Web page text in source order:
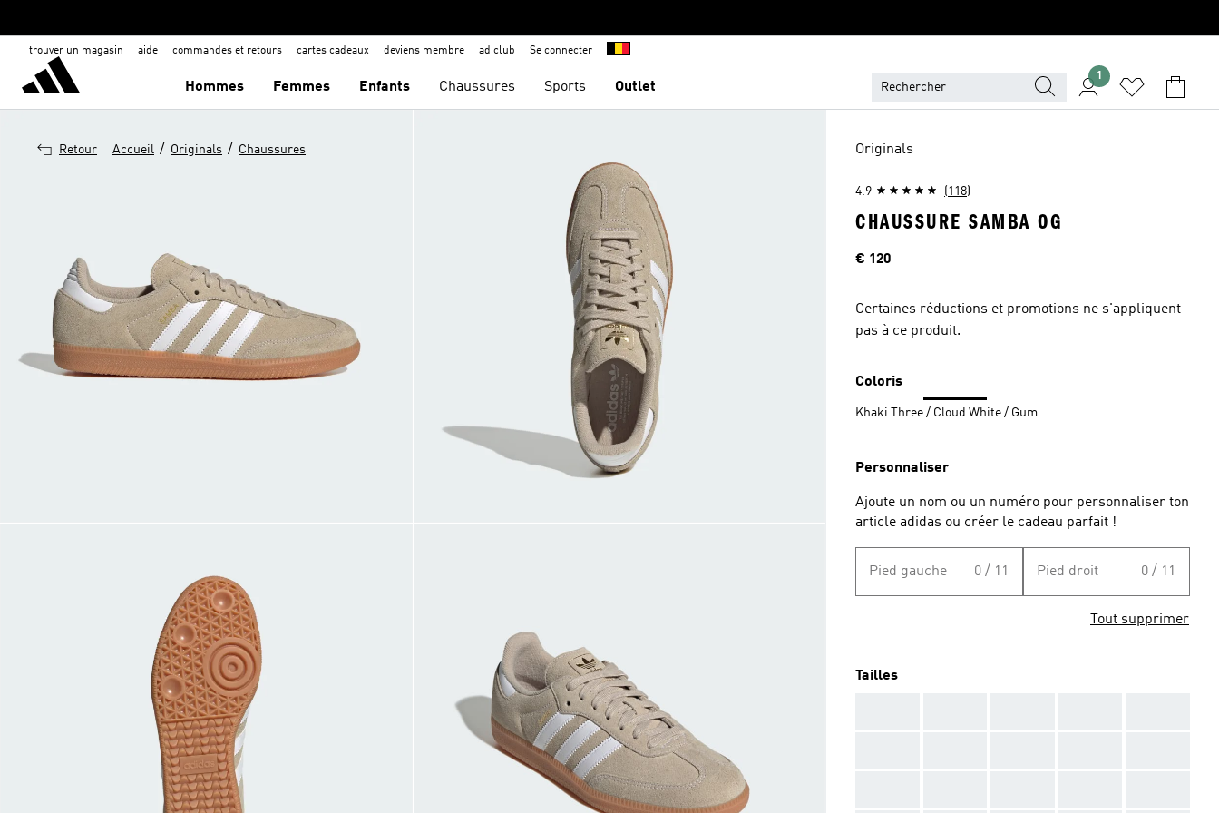
trouver un magasin aide commandes et retours cartes cadeaux deviens membre adiclub Se connecter
Hommes Femmes Enfants Chaussures Sports Outlet
1
Retour Accueil / Originals / Chaussures Originals
4.9 (118)
CHAUSSURE SAMBA OG
Price
€ 120
Certaines réductions et promotions ne s'appliquent
pas à ce produit.
Coloris
Khaki Three / Cloud White / Gum
Personnaliser
Ajoute un nom ou un numéro pour personnaliser ton
article adidas ou créer le cadeau parfait !
Pied gauche 0 / 11 Pied droit 0 / 11
Tout supprimer
Tailles